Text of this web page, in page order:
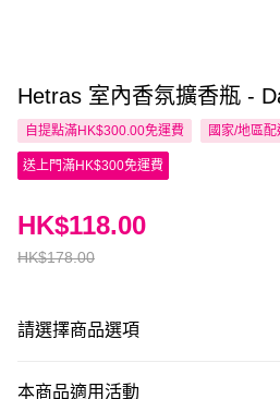
Hetras 室內香氛擴香瓶 -
自提點滿HK$300.00免運費 國家/地區配
送上門滿HK$300免運費
HK$178.00
HK$118.00
請選擇商品選項
本商品適用活動